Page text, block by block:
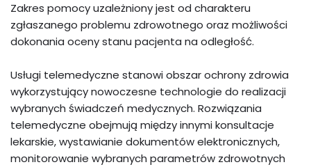
Zakres pomocy uzależniony jest od charakteru
zgłaszanego problemu zdrowotnego oraz możliwości
dokonania oceny stanu pacjenta na odległość.
Usługi telemedyczne stanowi obszar ochrony zdrowia
wykorzystujący nowoczesne technologie do realizacji
wybranych świadczeń medycznych. Rozwiązania
telemedyczne obejmują między innymi konsultacje
lekarskie, wystawianie dokumentów elektronicznych,
monitorowanie wybranych parametrów zdrowotnych